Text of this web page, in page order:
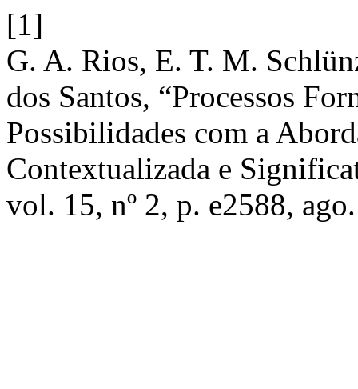
[1]
G. A. Rios, E. T. M.
dos Santos, “Processos
Possibilidades com a
Contextualizada e
vol. 15, nº 2, p. e2588,